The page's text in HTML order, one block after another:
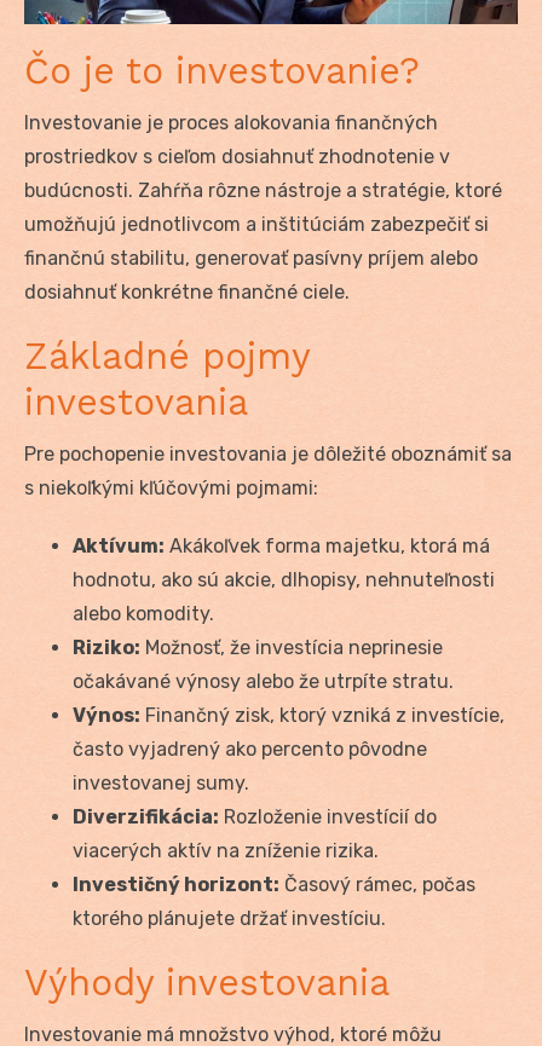
Čo je to investovanie?
Investovanie je proces alokovania finančných
prostriedkov s cieľom dosiahnuť zhodnotenie v
budúcnosti. Zahŕňa rôzne nástroje a stratégie, ktoré
umožňujú jednotlivcom a inštitúciám zabezpečiť si
finančnú stabilitu, generovať pasívny príjem alebo
dosiahnuť konkrétne finančné ciele.
Základné pojmy
investovania
Pre pochopenie investovania je dôležité oboznámiť sa
s niekoľkými kľúčovými pojmami:
Aktívum: Akákoľvek forma majetku, ktorá má
hodnotu, ako sú akcie, dlhopisy, nehnuteľnosti
alebo komodity.
Riziko: Možnosť, že investícia neprinesie
očakávané výnosy alebo že utrpíte stratu.
Výnos: Finančný zisk, ktorý vzniká z investície,
často vyjadrený ako percento pôvodne
investovanej sumy.
Diverzifikácia: Rozloženie investícií do
viacerých aktív na zníženie rizika.
Investičný horizont: Časový rámec, počas
ktorého plánujete držať investíciu.
Výhody investovania
Investovanie má množstvo výhod, ktoré môžu